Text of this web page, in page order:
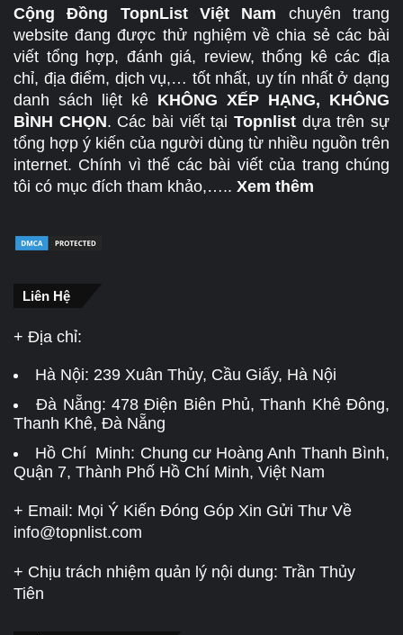
Cộng Đồng TopnList Việt Nam chuyên trang
website đang được thử nghiệm về chia sẻ các bài
viết tổng hợp, đánh giá, review, thống kê các địa
chỉ, địa điểm, dịch vụ,… tốt nhất, uy tín nhất ở dạng
danh sách liệt kê KHÔNG XẾP HẠNG, KHÔNG
BÌNH CHỌN. Các bài viết tạiTopnlist dựa trên sự
tổng hợp ý kiến của người dùng từ nhiều nguồn trên
internet. Chính vì thế các bài viết của trang chúng
tôi có mục đích tham khảo,….. Xem thêm
Liên Hệ
+ Địa chỉ:
Hà Nội: 239 Xuân Thủy, Cầu Giấy, Hà Nội
Đà Nẵng:478 Điện Biên Phủ, Thanh Khê Đông,
Thanh Khê, Đà Nẵng
Hồ Chí Minh: Chung cư Hoàng Anh Thanh Bình,
Quận 7, Thành Phố Hồ Chí Minh, Việt Nam
+ Email: Mọi Ý Kiến Đóng Góp Xin Gửi Thư Về
info@topnlist.com
+ Chịu trách nhiệm quản lý nội dung: Trần Thủy
Tiên